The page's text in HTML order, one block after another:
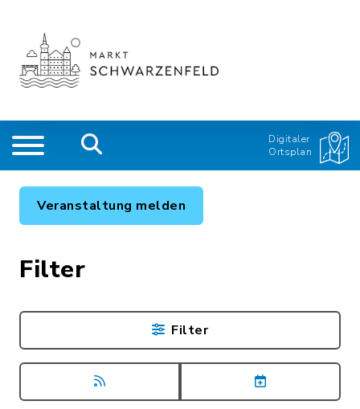
Digitaler
Ortsplan
Veranstaltung melden
Filter
Filter